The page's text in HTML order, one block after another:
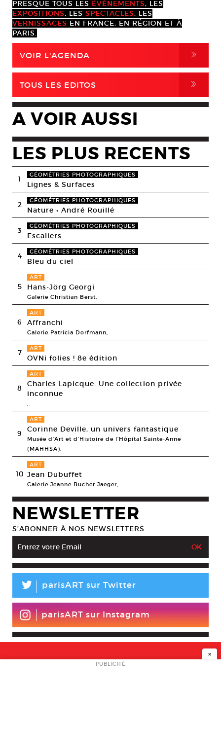
PRESQUE TOUS LES ÉVÈNEMENTS, LES
EXPOSITIONS, LES SPECTACLES, LES
VERNISSAGES EN FRANCE, EN RÉGION ET À
PARIS.
VOIR L'AGENDA ,
TOUS LES EDITOS ,
A VOIR AUSSI
LES PLUS RECENTS
1 GÉOMÉTRIES PHOTOGRAPHIQUES
Lignes & Surfaces
2 GÉOMÉTRIES PHOTOGRAPHIQUES
Nature • André Rouillé
3 GÉOMÉTRIES PHOTOGRAPHIQUES
Escaliers
4 GÉOMÉTRIES PHOTOGRAPHIQUES
Bleu du ciel
5
ART
Hans-Jörg Georgi
Galerie Christian Berst,
6
ART
Affranchi
Galerie Patricia Dorfmann,
7 ART
OVNi folies ! 8e édition
8
ART
Charles Lapicque. Une collection privée
inconnue
,
9
ART
Corinne Deville, un univers fantastique
Musée d’Art et d’Histoire de l’Hôpital Sainte-Anne
(MAHHSA),
10
ART
Jean Dubuffet
Galerie Jeanne Bucher Jaeger,
NEWSLETTER
S’ABONNER À NOS NEWSLETTERS
L parisART sur Twitter
parisART sur Instagram
NEWSLETTER
×
PUBLICITÉ